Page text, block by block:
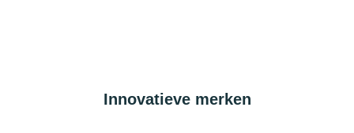
Innovatieve merken